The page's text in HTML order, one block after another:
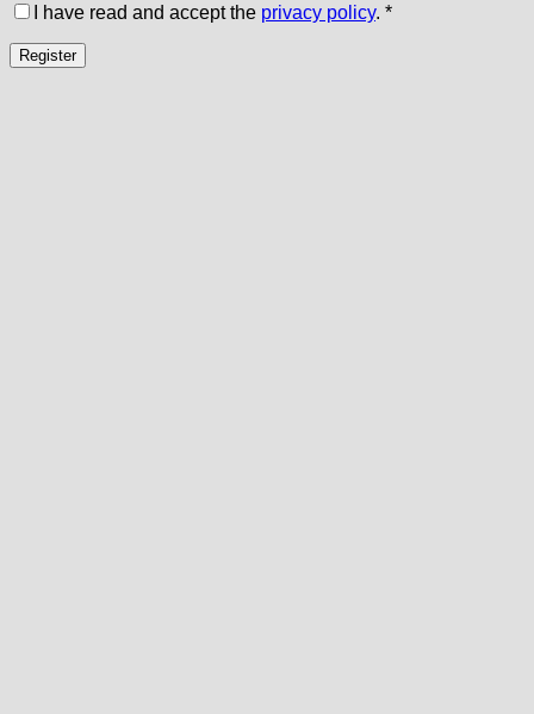
I have read and accept the privacy policy. *
Register